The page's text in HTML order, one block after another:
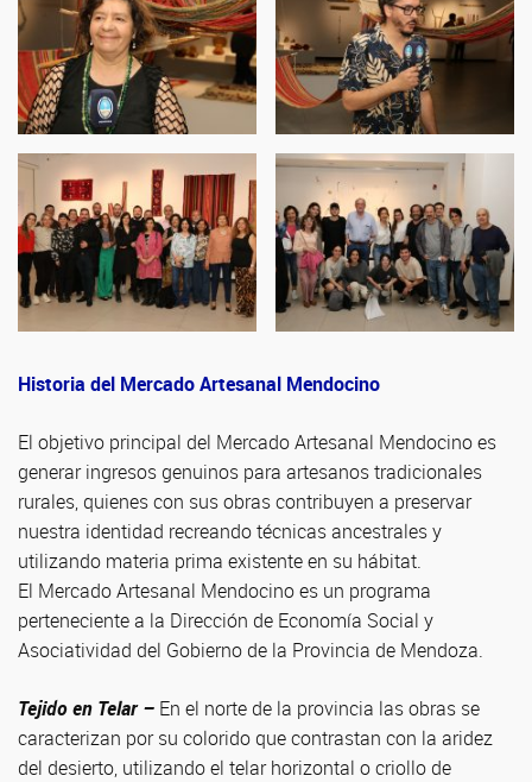
Historia del Mercado Artesanal Mendocino
El objetivo principal del Mercado Artesanal Mendocino es
generar ingresos genuinos para artesanos tradicionales
rurales, quienes con sus obras contribuyen a preservar
nuestra identidad recreando técnicas ancestrales y
utilizando materia prima existente en su hábitat.
El Mercado Artesanal Mendocino es un programa
perteneciente a la Dirección de Economía Social y
Asociatividad del Gobierno de la Provincia de Mendoza.
Tejido en Telar – En el norte de la provincia las obras se
caracterizan por su colorido que contrastan con la aridez
del desierto, utilizando el telar horizontal o criollo de